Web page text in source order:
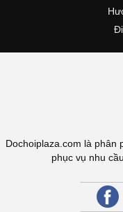
Dochoiplaza.com là phân
phục vụ nhu